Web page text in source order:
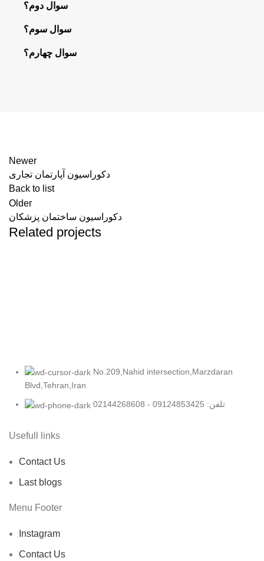
سوال دوم؟
سوال سوم؟
سوال چهارم؟
Newer
دکوراسیون آپارتمان تجاری
Back to list
Older
دکوراسیون ساختمان پزشکان
Related projects
No.209,Nahid intersection,Marzdaran
Blvd,Tehran,Iran
تلفن: 09124853425 - 02144268608
Usefull links
Contact Us
Last blogs
Menu Footer
Instagram
Contact Us